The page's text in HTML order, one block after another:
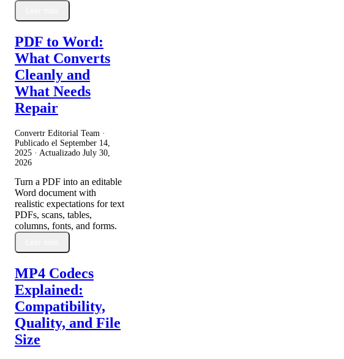
PDF to Word:
What Converts
Cleanly and
What Needs
Repair
Convertr Editorial Team ·
Publicado el September 14,
2025 · Actualizado July 30,
2026
Turn a PDF into an editable
Word document with
realistic expectations for text
PDFs, scans, tables,
columns, fonts, and forms.
MP4 Codecs
Explained:
Compatibility,
Quality, and File
Size